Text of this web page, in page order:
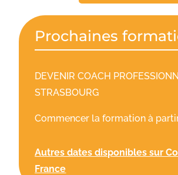
Prochaines
DEVENIR COACH
STRASBOURG
Commencer la formation à
Autres dates disponibles sur
France